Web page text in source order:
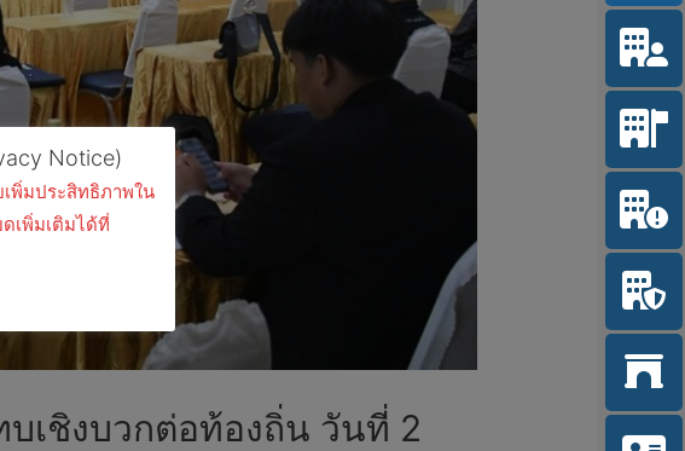
เชิงบวกต่อท้องถิ่น วันที่ 2
Notice)
เพิ่มประสิทธิภาพใน
เพิ่มเติมได้ที่